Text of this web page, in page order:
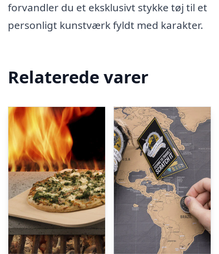
forvandler du et eksklusivt stykke tøj til et
personligt kunstværk fyldt med karakter.
Relaterede varer